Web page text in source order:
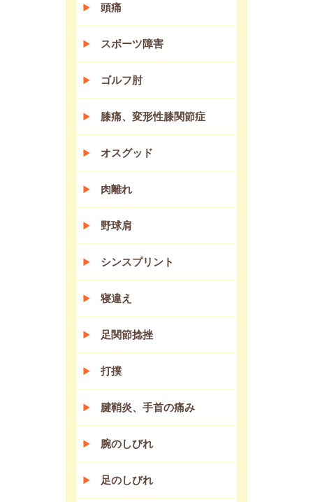
頭痛
スポーツ障害
ゴルフ肘
膝痛、変形性膝関節症
オスグッド
肉離れ
野球肩
シンスプリント
寝違え
足関節捻挫
打撲
腱鞘炎、手首の痛み
腕のしびれ
足のしびれ